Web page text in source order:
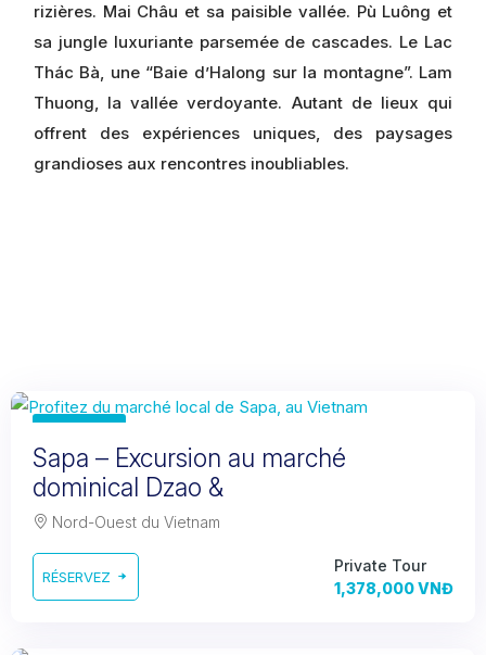
rizières. Mai Châu et sa paisible vallée. Pù Luông et
sa jungle luxuriante parsemée de cascades. Le Lac
Thác Bà, une “Baie d’Halong sur la montagne”. Lam
Thuong, la vallée verdoyante. Autant de lieux qui
offrent des expériences uniques, des paysages
grandioses aux rencontres inoubliables.
Sapa – Excursion au marché
dominical Dzao &
Nord-Ouest du Vietnam
RÉSERVEZ
Private Tour
1,378,000 VNĐ